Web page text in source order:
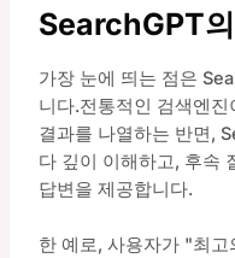
SearchGPT
가장 눈에 띄는 점은
니다.전통적인 검색엔
결과를 나열하는 반면,
다 깊이 이해하고, 후속
답변을 제공합니다.
한 예로, 사용자가 "최